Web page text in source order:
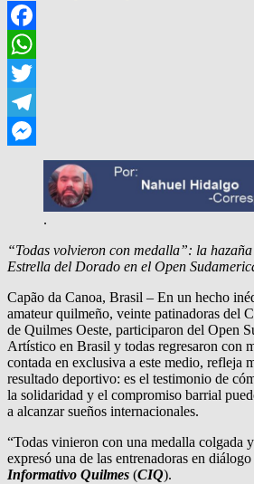
Facebook
WhatsApp
Twitter
Telegram
Messenger
.
“Todas volvieron con medalla”: la
Estrella del Dorado en el Open
Capão da Canoa, Brasil – En un hecho
amateur quilmeño, veinte patinadoras del
de Quilmes Oeste, participaron del Open
Artístico en Brasil y todas regresaron con
contada en exclusiva a este medio, refleja
resultado deportivo: es el testimonio de
la solidaridad y el compromiso barrial
a alcanzar sueños internacionales.
“Todas vinieron con una medalla colgada
expresó una de las entrenadoras en
Informativo Quilmes (CIQ).